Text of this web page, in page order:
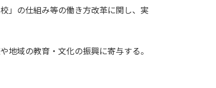
」の仕組み等の働き方改革に関し、実
域の教育・文化の振興に寄与する。